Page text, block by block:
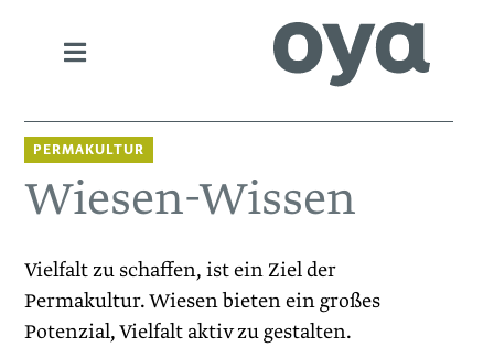
PERMAKULTUR
Wiesen-Wissen
Vielfalt zu schaffen, ist ein Ziel der
Permakultur. Wiesen bieten ein großes
Potenzial, Vielfalt aktiv zu gestalten.